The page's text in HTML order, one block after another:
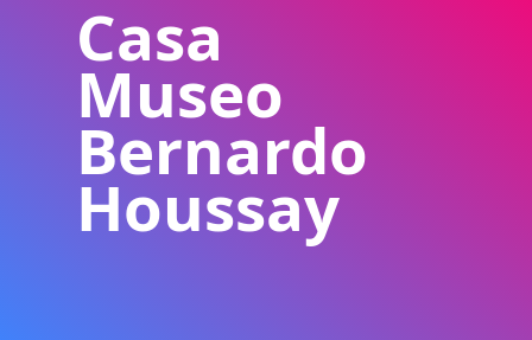
Casa
Museo
Bernardo
Houssay